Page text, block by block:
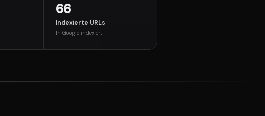
66
Indexierte URLs
In Google indexiert